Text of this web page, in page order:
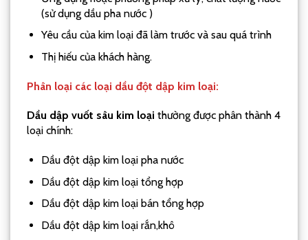
(sử dụng dầu pha nước )
Yêu cầu của kim loại đã làm trước và sau quá trình
Thị hiếu của khách hàng.
Phân loại các loại dầu đột dập kim loại:
Dầu dập vuốt sâu kim loại thường được phân thành 4
loại chính:
Dầu đột dập kim loại pha nước
Dầu đột dập kim loại tổng hợp
Dầu đột dập kim loại bán tổng hợp
Dầu đột dập kim loại rắn,khô